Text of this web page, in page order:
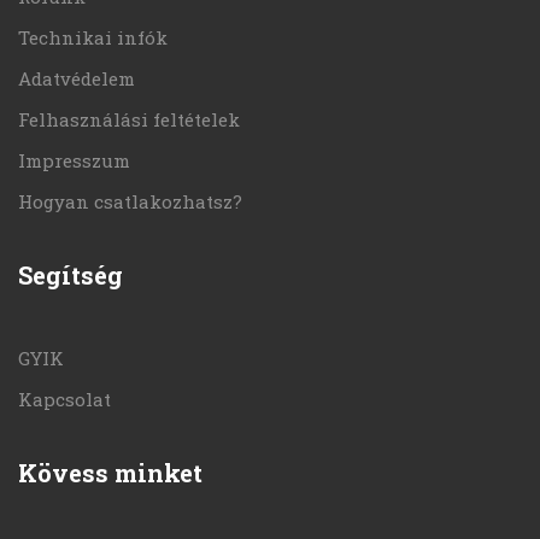
Technikai infók
Adatvédelem
Felhasználási feltételek
Impresszum
Hogyan csatlakozhatsz?
Segítség
GYIK
Kapcsolat
Kövess minket